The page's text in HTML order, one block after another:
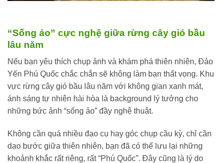
“Sống ảo” cực nghệ giữa rừng cây gió bầu
lâu năm
Nếu bạn yêu thích chụp ảnh và khám phá thiên nhiên, Đảo
Yến Phú Quốc chắc chắn sẽ không làm bạn thất vọng. Khu
vực rừng cây gió bầu lâu năm với không gian xanh mát,
ánh sáng tự nhiên hài hòa là background lý tưởng cho
những bức ảnh “sống ảo” đầy nghệ thuật.
Không cần quá nhiều đạo cụ hay góc chụp cầu kỳ, chỉ cần
dạo bước giữa thiên nhiên, bạn đã có thể lưu lại những
khoảnh khắc rất riêng, rất “Phú Quốc”. Đây cũng là lý do